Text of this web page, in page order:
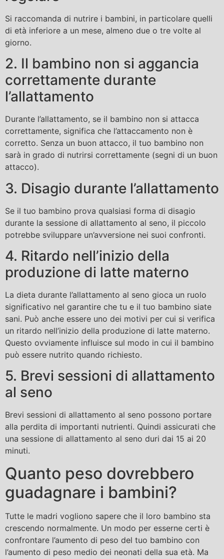
Si raccomanda di nutrire i bambini, in particolare quelli
di età inferiore a un mese, almeno due o tre volte al
giorno.
2. Il bambino non si aggancia
correttamente durante
l’allattamento
Durante l’allattamento, se il bambino non si attacca
correttamente, significa che l’attaccamento non è
corretto. Senza un buon attacco, il tuo bambino non
sarà in grado di nutrirsi correttamente (segni di un buon
attacco).
3. Disagio durante l’allattamento
Se il tuo bambino prova qualsiasi forma di disagio
durante la sessione di allattamento al seno, il piccolo
potrebbe sviluppare un’avversione nei suoi confronti.
4. Ritardo nell’inizio della
produzione di latte materno
La dieta durante l’allattamento al seno gioca un ruolo
significativo nel garantire che tu e il tuo bambino siate
sani. Può anche essere uno dei motivi per cui si verifica
un ritardo nell’inizio della produzione di latte materno.
Questo ovviamente influisce sul modo in cui il bambino
può essere nutrito quando richiesto.
5. Brevi sessioni di allattamento
al seno
Brevi sessioni di allattamento al seno possono portare
alla perdita di importanti nutrienti. Quindi assicurati che
una sessione di allattamento al seno duri dai 15 ai 20
minuti.
Quanto peso dovrebbero
guadagnare i bambini?
Tutte le madri vogliono sapere che il loro bambino sta
crescendo normalmente. Un modo per esserne certi è
confrontare l’aumento di peso del tuo bambino con
l’aumento di peso medio dei neonati della sua età. Ma